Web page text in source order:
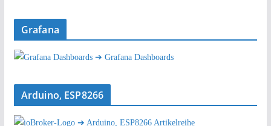
Grafana
➔ Grafana Dashboards
Arduino, ESP8266
➔ Arduino, ESP8266 Artikelreihe